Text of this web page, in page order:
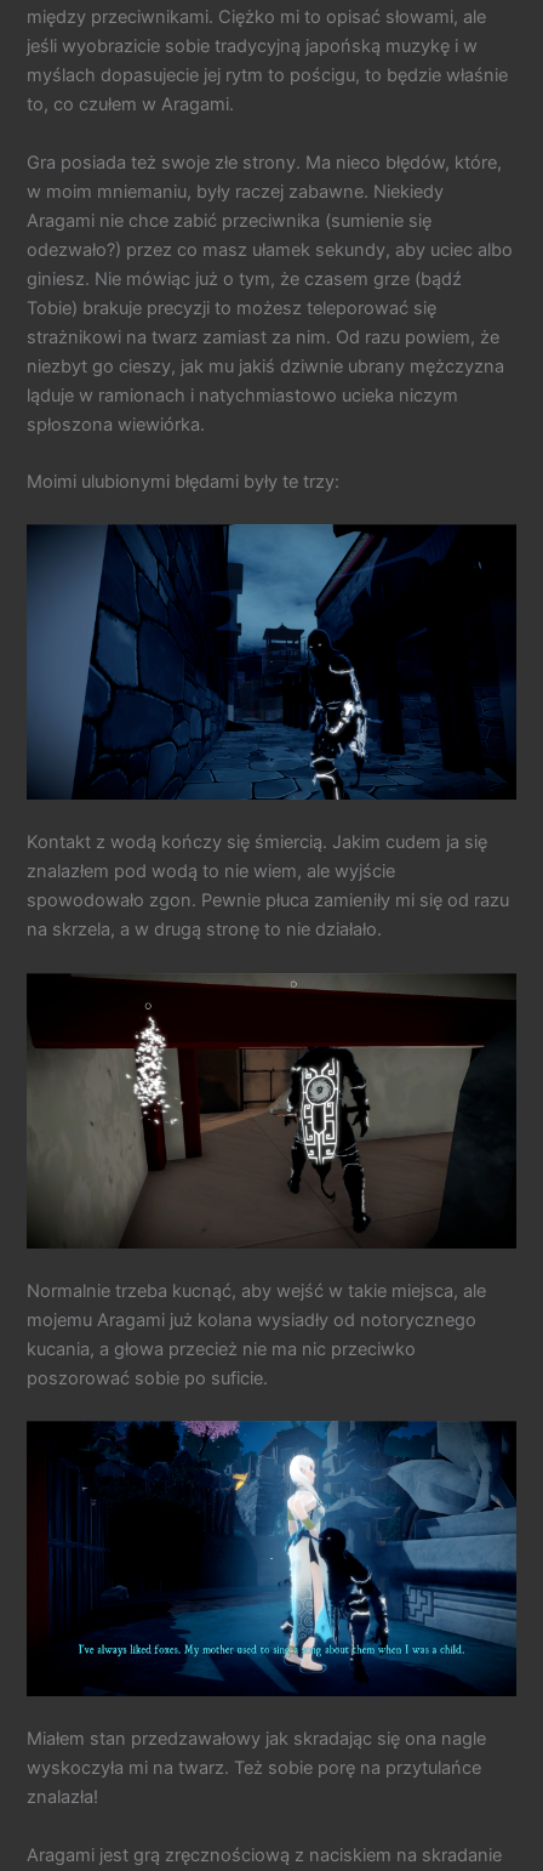
między przeciwnikami. Ciężko mi to opisać słowami, ale
jeśli wyobrazicie sobie tradycyjną japońską muzykę i w
myślach dopasujecie jej rytm to pościgu, to będzie właśnie
to, co czułem w Aragami.
Gra posiada też swoje złe strony. Ma nieco błędów, które,
w moim mniemaniu, były raczej zabawne. Niekiedy
Aragami nie chce zabić przeciwnika (sumienie się
odezwało?) przez co masz ułamek sekundy, aby uciec albo
giniesz. Nie mówiąc już o tym, że czasem grze (bądź
Tobie) brakuje precyzji to możesz teleporować się
strażnikowi na twarz zamiast za nim. Od razu powiem, że
niezbyt go cieszy, jak mu jakiś dziwnie ubrany mężczyzna
ląduje w ramionach i natychmiastowo ucieka niczym
spłoszona wiewiórka.
Moimi ulubionymi błędami były te trzy:
Kontakt z wodą kończy się śmiercią. Jakim cudem ja się
znalazłem pod wodą to nie wiem, ale wyjście
spowodowało zgon. Pewnie płuca zamieniły mi się od razu
na skrzela, a w drugą stronę to nie działało.
Normalnie trzeba kucnąć, aby wejść w takie miejsca, ale
mojemu Aragami już kolana wysiadły od notorycznego
kucania, a głowa przecież nie ma nic przeciwko
poszorować sobie po suficie.
Miałem stan przedzawałowy jak skradając się ona nagle
wyskoczyła mi na twarz. Też sobie porę na przytulańce
znalazła!
Aragami jest grą zręcznościową z naciskiem na skradanie